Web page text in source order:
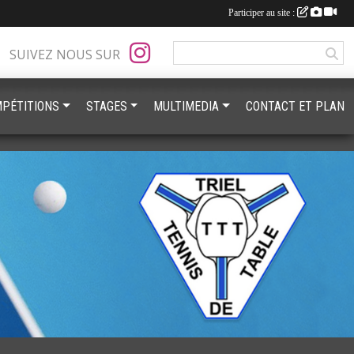
SUIVEZ NOUS SUR
STAGES MULTIMEDIA CONTACT ET PLAN
Participer au site :